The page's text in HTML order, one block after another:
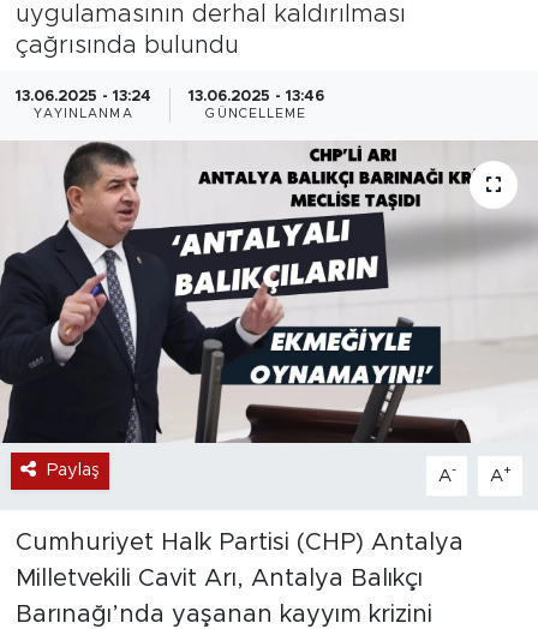
uygulamasının derhal kaldırılması
çağrısında bulundu
13.06.2025 - 13:24
YAYINLANMA
13.06.2025 - 13:46
GÜNCELLEME
Paylaş A- A+
Cumhuriyet Halk Partisi (CHP) Antalya
Milletvekili Cavit Arı, Antalya Balıkçı
Barınağı’nda yaşanan kayyım krizini